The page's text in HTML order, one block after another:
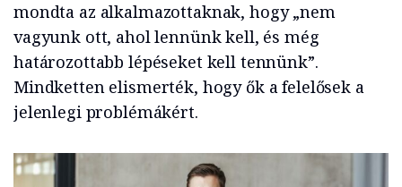
mondta az alkalmazottaknak, hogy „nem
vagyunk ott, ahol lennünk kell, és még
határozottabb lépéseket kell tennünk”.
Mindketten elismerték, hogy ők a felelősek a
jelenlegi problémákért.